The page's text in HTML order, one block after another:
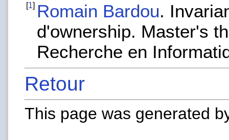
[1] Romain Bardou.
d'ownership. Master's
Recherche en
Retour
This page was generated